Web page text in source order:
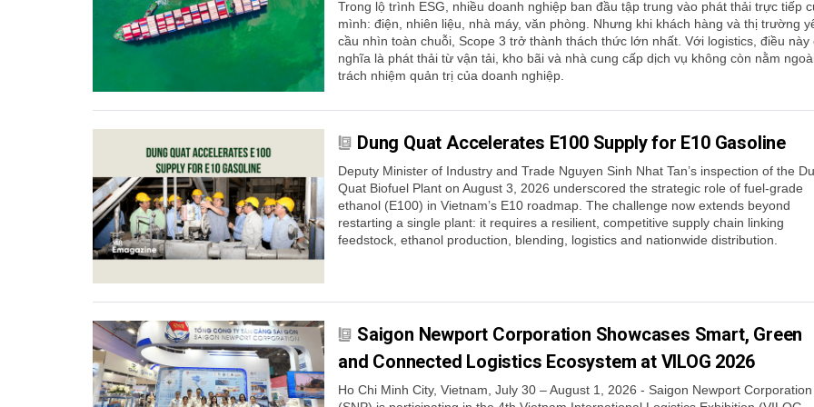
Trong lộ trình ESG, nhiều doanh nghiệp ban đầu tập trung vào phát thải trực tiếp
mình: điện, nhiên liệu, nhà máy, văn phòng. Nhưng khi khách hàng và thị trường
cầu nhìn toàn chuỗi, Scope 3 trở thành thách thức lớn nhất. Với logistics, điều này
nghĩa là phát thải từ vận tải, kho bãi và nhà cung cấp dịch vụ không còn nằm
trách nhiệm quản trị của doanh nghiệp.
Dung Quat Accelerates E100 Supply for E10 Gasoline
Deputy Minister of Industry and Trade Nguyen Sinh Nhat Tan’s inspection of the
Quat Biofuel Plant on August 3, 2026 underscored the strategic role of fuel-grade
ethanol (E100) in Vietnam’s E10 roadmap. The challenge now extends beyond
restarting a single plant: it requires a resilient, competitive supply chain linking
feedstock, ethanol production, blending, logistics and nationwide distribution.
Saigon Newport Corporation Showcases Smart, Green
and Connected Logistics Ecosystem at VILOG 2026
Ho Chi Minh City, Vietnam, July 30 – August 1, 2026 - Saigon Newport Corporation